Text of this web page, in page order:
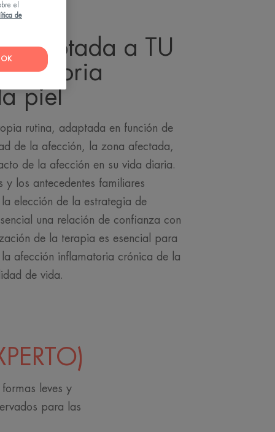
adaptada a TU
piel
rutina, adaptada en función de
de la afección, la zona afectada,
de la afección en su vida diaria.
y los antecedentes familiares
elección de la estrategia de
una relación de confianza con
de la terapia es esencial para
afección inflamatoria crónica de la
de vida.
leves y
para las
el
de
OK